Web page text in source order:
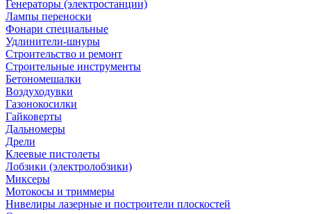
Генераторы (электростанции)
Лампы переноски
Фонари специальные
Удлинители-шнуры
Строительство и ремонт
Строительные инструменты
Бетономешалки
Воздуходувки
Газонокосилки
Гайковерты
Дальномеры
Дрели
Клеевые пистолеты
Лобзики (электролобзики)
Миксеры
Мотокосы и триммеры
Нивелиры лазерные и построители плоскостей